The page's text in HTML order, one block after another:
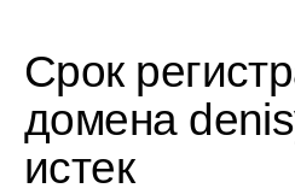
Срок
домена
истек